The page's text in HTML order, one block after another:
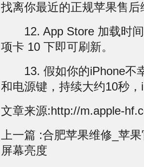
找离你最近的正规苹果售后
12. App Store 加载时间
项卡 10 下即可刷新。
13. 假如你的iPhone不
和电源键，持续大约10秒
文章来源:http://m.apple-
上一篇 :合肥苹果维修_苹
屏幕亮度